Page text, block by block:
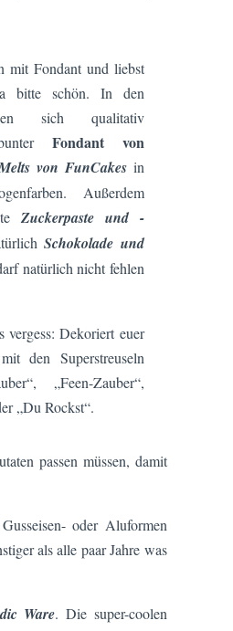
mit Fondant und liebst
bitte schön. In den
sich qualitativ
Fondant von
von FunCakesin
Außerdem
Zuckerpaste und -
Schokolade und
natürlich nicht fehlen
vergess: Dekoriert euer
den Superstreuseln
„Feen-Zauber“,
„Du Rockst“.
passen müssen, damit
oder Aluformen
als alle paar Jahre was
Ware. Die super-coolen